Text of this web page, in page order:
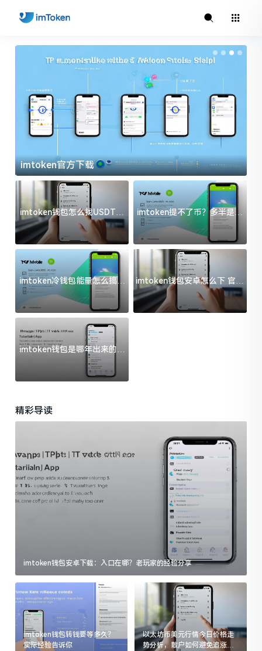
imtoken官方下载
imtoken钱包怎么找USDT地
址？三步搞定不踩坑
imtoken提不了币？多半是这
几件事没处理好
imtoken冷钱包能量怎么搞？
过来人告诉你门道
imtoken钱包安卓怎么下 官方
渠道避坑指南
imtoken钱包是哪年出来的？
一文给你说清楚
精彩导读
imtoken钱包安卓下载：入口在哪？老玩家的经验分享
imtoken钱包转钱要等多久？
实际经验告诉你
以太坊币美元行情今日价格走
势分析，散户如何避免追涨杀